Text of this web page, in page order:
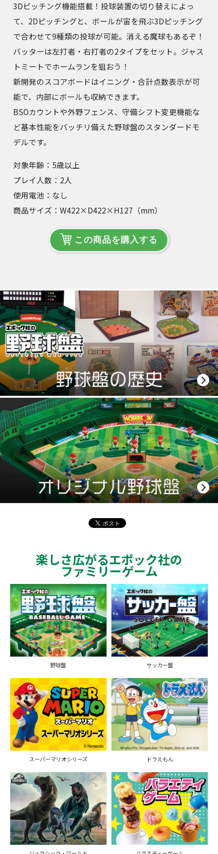
3Dピッチング機能搭載！投球装置の切り替えによっ
て、2Dピッチングと、ボールが宙を飛ぶ3Dピッチング
で合わせて9種類の投球が可能。消える魔球もあるぞ！
バッターは左打者・右打者の2タイプをセット。ジャス
トミートでホームランを狙おう！
新開発のスコアボードはイニング・合計点数表示が可
能で、内部にボールも収納できます。
BSOカウントや外野フェンス、守備シフト変更機能な
ど基本性能をバッチリ備えた野球盤のスタンダードモ
デルです。
対象年齢：5歳以上
プレイ人数：2人
使用電池：なし
商品サイズ：W422×D422×H127（mm）
この商品を購入する
楽しさ広がるエポック社の
ファミリーゲーム
野球盤 サッカー盤
スーパーマリオシリーズ ドラえもん